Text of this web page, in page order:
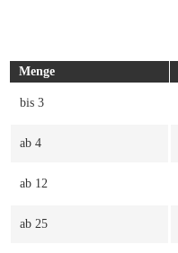
Menge
bis 3
ab 4
ab 12
ab 25